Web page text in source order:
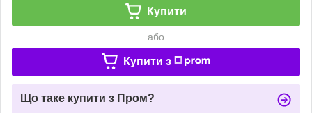
Купити
або
Купити з
Що таке купити з Пром?